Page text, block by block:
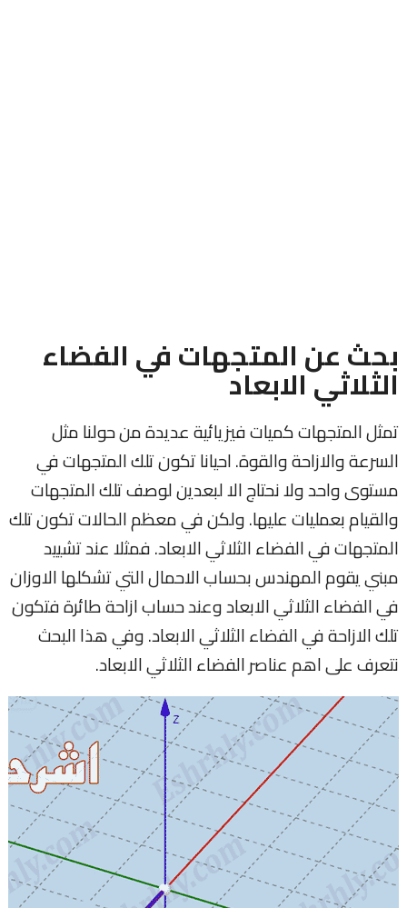
بحث عن المتجهات في الفضاء
الثلاثي الابعاد
تمثل المتجهات كميات فيزيائية عديدة من حولنا مثل
السرعة والازاحة والقوة. احيانا تكون تلك المتجهات في
مستوى واحد ولا نحتاج الا لبعدين لوصف تلك المتجهات
والقيام بعمليات عليها. ولكن في معظم الحالات تكون تلك
المتجهات في الفضاء الثلاثي الابعاد. فمثلا عند تشييد
مبني يقوم المهندس بحساب الاحمال التي تشكلها الاوزان
في الفضاء الثلاثي الابعاد وعند حساب ازاحة طائرة فتكون
تلك الازاحة في الفضاء الثلاثي الابعاد. وفي هذا البحث
نتعرف على اهم عناصر الفضاء الثلاثي الابعاد.